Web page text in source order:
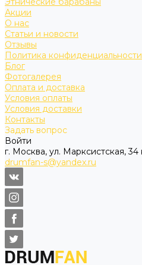
Акции
О нас
Статьи и новости
Отзывы
Политика конфиденциальности
Блог
Фотогалерея
Оплата и доставка
Условия оплаты
Условия доставки
Контакты
Задать вопрос
Войти
г. Москва, ул. Марксистская, 34
drumfan-s@yandex.ru